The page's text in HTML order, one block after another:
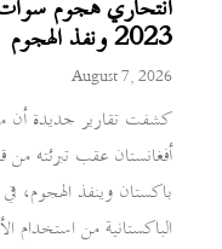
انتحاري هجوم سوات
2023 ونفذ الهجوم
August 7, 2026
كشفت تقارير جديدة أن
باكستان وينفذ الهجوم،
الباكستانية من استخدام